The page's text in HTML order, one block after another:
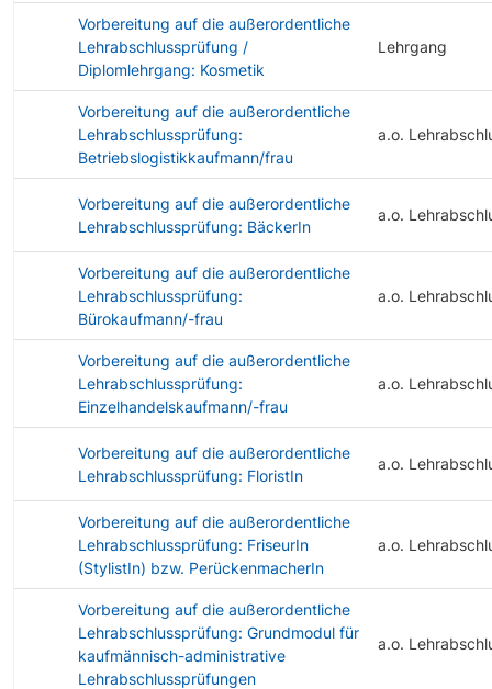
Vorbereitung auf die außerordentliche
Lehrabschlussprüfung /
Diplomlehrgang: Kosmetik
Lehrgang
Vorbereitung auf die außerordentliche
Lehrabschlussprüfung:
Betriebslogistikkaufmann/frau
a.o.
Vorbereitung auf die außerordentliche
Lehrabschlussprüfung: BäckerIn
a.o.
Vorbereitung auf die außerordentliche
Lehrabschlussprüfung:
Bürokaufmann/-frau
a.o.
Vorbereitung auf die außerordentliche
Lehrabschlussprüfung:
Einzelhandelskaufmann/-frau
a.o.
Vorbereitung auf die außerordentliche
Lehrabschlussprüfung: FloristIn
a.o.
Vorbereitung auf die außerordentliche
Lehrabschlussprüfung: FriseurIn
(StylistIn) bzw. PerückenmacherIn
a.o.
Vorbereitung auf die außerordentliche
Lehrabschlussprüfung: Grundmodul für
kaufmännisch-administrative
Lehrabschlussprüfungen
a.o.